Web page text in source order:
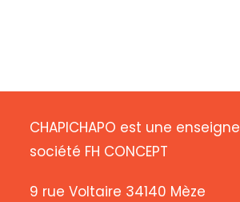
CHAPICHAPO est une
société FH CONCEPT
9 rue Voltaire 34140 Mèze